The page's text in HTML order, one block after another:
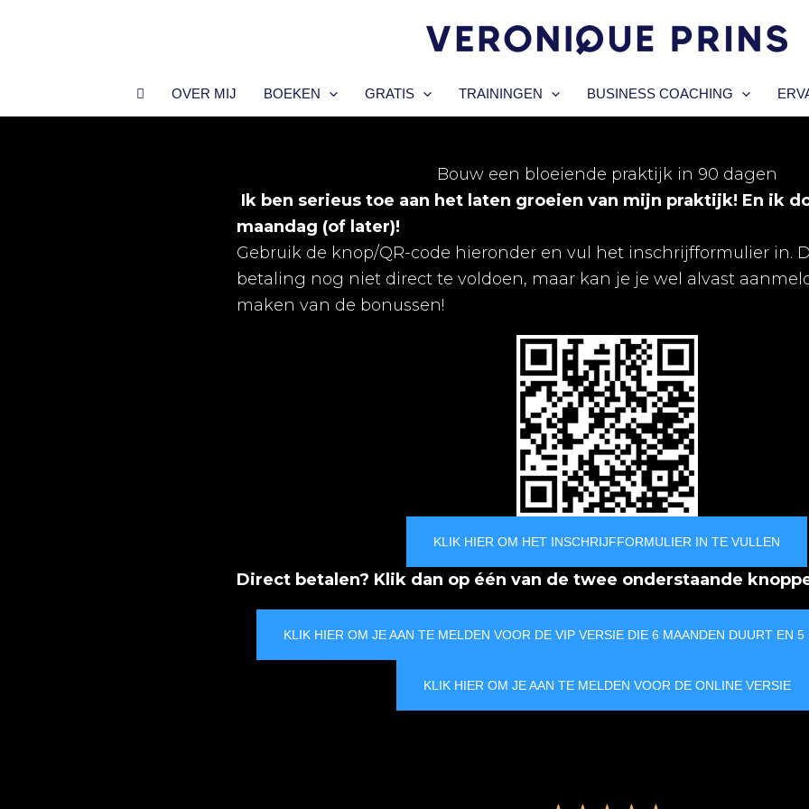
OVER MIJ BOEKEN GRATIS TRAININGEN BUSINESS COACHING
Bouw een bloeiende praktijk in 90 dagen
Ik ben serieus toe aan het laten groeien van mijn praktijk! En ik
maandag (of later)!
Gebruik de knop/QR-code hieronder en vul het inschrijfformulier in.
betaling nog niet direct te voldoen, maar kan je je wel alvast
maken van de bonussen!
KLIK HIER OM HET INSCHRIJFFORMULIER IN TE VULLEN
Direct betalen? Klik dan op één van de twee onderstaande
KLIK HIER OM JE AAN TE MELDEN VOOR DE VIP VERSIE DIE 6 MAANDEN DUURT EN 5
KLIK HIER OM JE AAN TE MELDEN VOOR DE ONLINE VERSIE